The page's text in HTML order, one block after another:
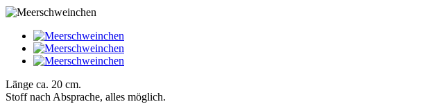
Länge ca. 20 cm.
Stoff nach Absprache, alles möglich.